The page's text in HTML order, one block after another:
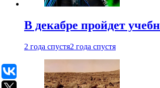
В декабре пройдет
2 года спустя2 года спустя